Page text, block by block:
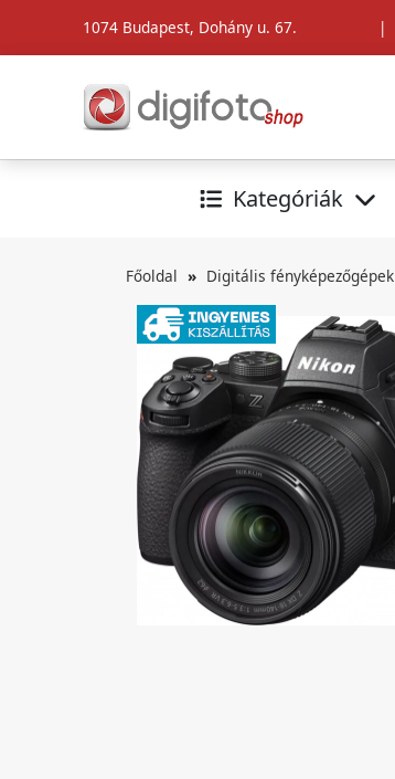
1074 Budapest, Dohány u. 67. |
Kategóriák
Főoldal Digitális fényképezőgépek